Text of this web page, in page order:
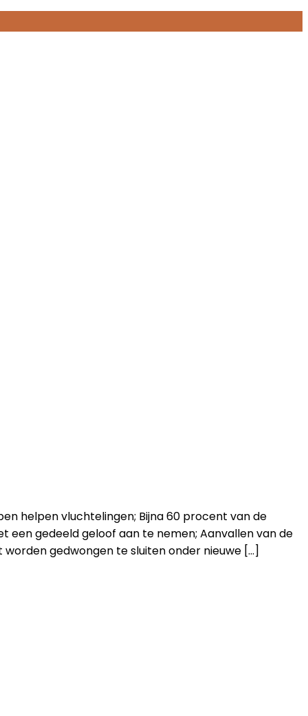
helpen vluchtelingen; Bijna 60 procent van de
gedeeld geloof aan te nemen; Aanvallen van de
gedwongen te sluiten onder nieuwe […]